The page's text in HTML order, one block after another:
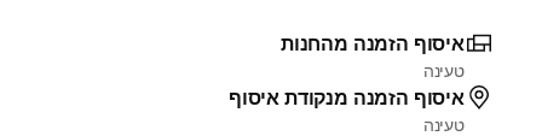
איסוף הזמנה מהחנות
טעינה
איסוף הזמנה מנקודת איסוף
טעינה